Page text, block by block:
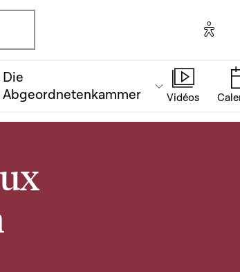
Die
Abgeordnetenkammer
Vidéos